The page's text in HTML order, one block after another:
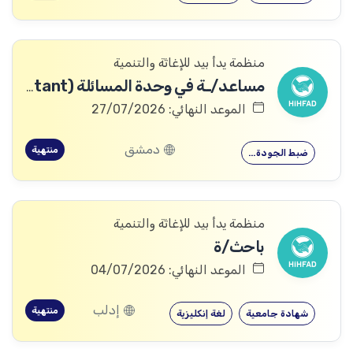
منظمة يدأ بيد للإغاثة والتنمية
مساعد/ـة في وحدة المسائلة (Accountability Assistant)
الموعد النهائي: 27/07/2026
ضبط الجودة… دمشق منتهية
منظمة يدأ بيد للإغاثة والتنمية
باحث/ة
الموعد النهائي: 04/07/2026
لغة إنكليزية شهادة جامعية إدلب منتهية